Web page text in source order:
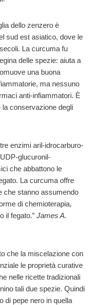
dello zenzero è
sud est asiatico, dove le
La curcuma fu
delle spezie: aiuta a
una buona
ma nessuno
anti-infiammatori. È
la conservazione degli
enzimi aril-idrocarburo-
glucuronil-
che abbattono le
La curcuma offre
che stanno assumendo
di chemioterapia,
il fegato.” James A.
che la miscelazione con
le proprietà curative
nelle ricette tradizionali
tali due spezie. Quindi
di pepe nero in quella